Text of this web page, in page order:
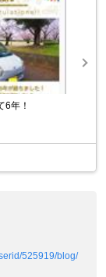
6年！
525919/blog/